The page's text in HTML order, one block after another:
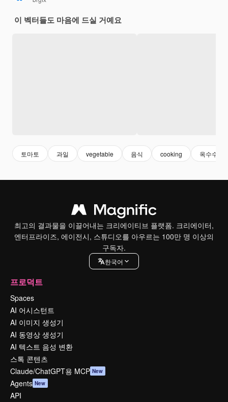
이 벡터들도 마음에 드실 거예요
토마토 과일 vegetable 음식 cooking 옥수수
최고의 결과물을 이끌어내는 크리에이티브 플랫폼. 크리에이터,
엔터프라이즈, 에이전시, 스튜디오를 아우르는 100만 명 이상의
구독자.
한국어
프로덕트
Spaces
AI 어시스턴트
AI 이미지 생성기
AI 동영상 생성기
AI 텍스트 음성 변환
스톡 콘텐츠
Claude/ChatGPT용 MCP New
Agents New
API